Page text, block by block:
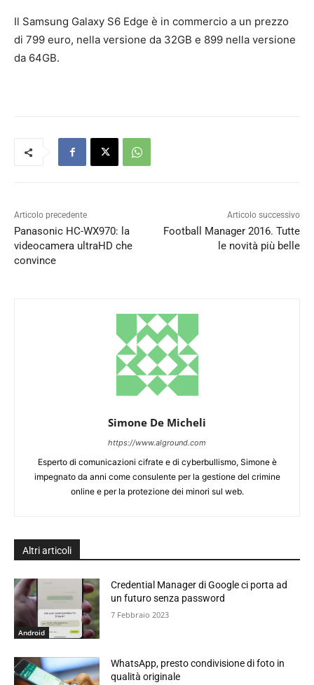
Il Samsung Galaxy S6 Edge è in commercio a un prezzo
di 799 euro, nella versione da 32GB e 899 nella versione
da 64GB.
Articolo precedente
Panasonic HC-WX970: la
videocamera ultraHD che
convince
Articolo successivo
Football Manager 2016. Tutte
le novità più belle
Simone De Micheli
https://www.alground.com
Esperto di comunicazioni cifrate e di cyberbullismo, Simone è
impegnato da anni come consulente per la gestione del crimine
online e per la protezione dei minori sul web.
Altri articoli
Android
Credential Manager di Google ci porta ad
un futuro senza password
7 Febbraio 2023
WhatsApp, presto condivisione di foto in
qualità originale